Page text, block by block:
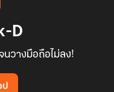
D
วางมือถือไม่ลง!
ป